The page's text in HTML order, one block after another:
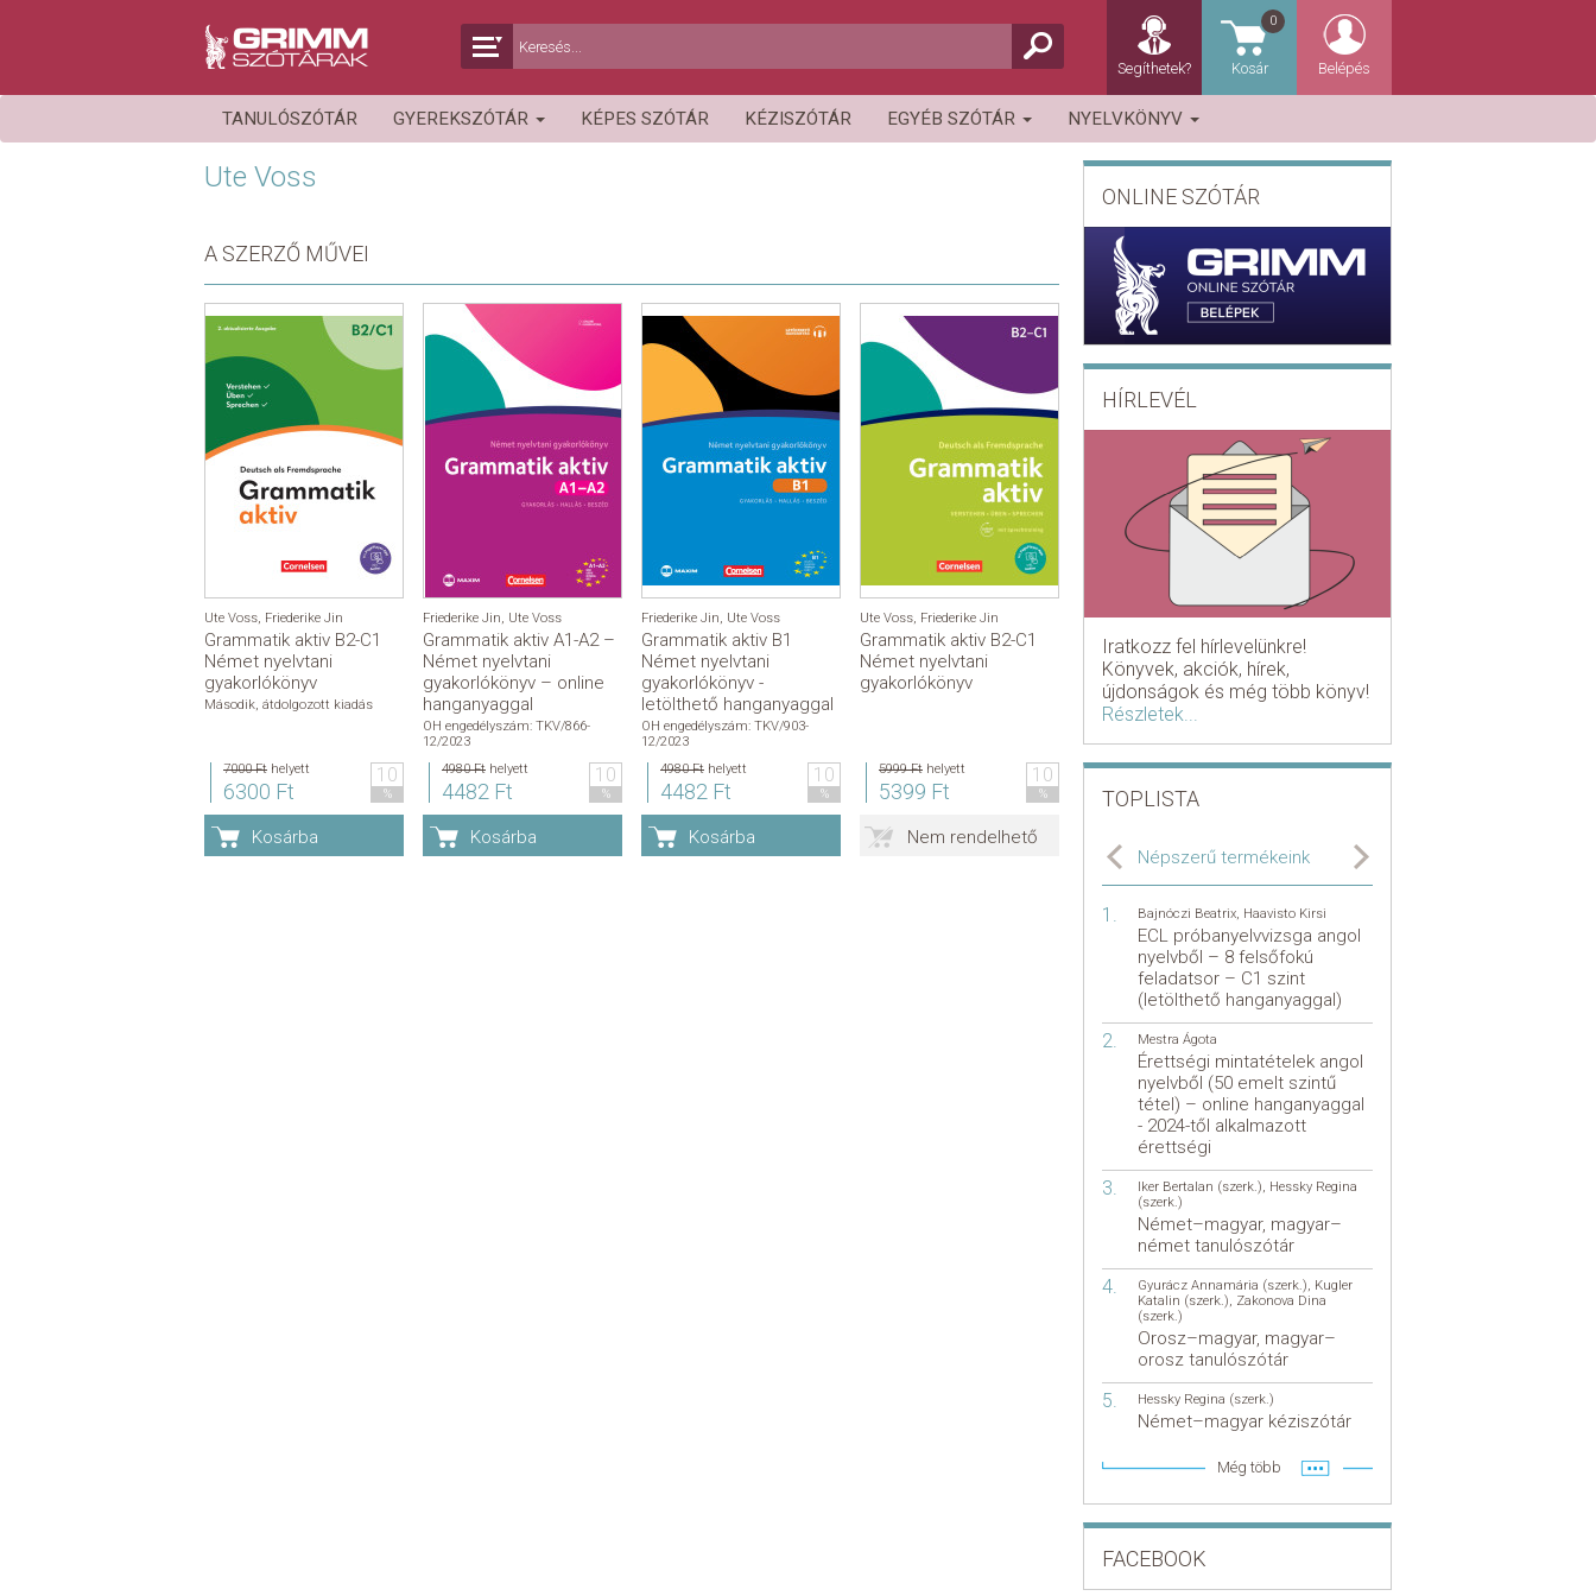
Belépés
Kosár
0
Segíthetek?
TANULÓSZÓTÁR GYEREKSZÓTÁR KÉPES SZÓTÁR KÉZISZÓTÁR EGYÉB SZÓTÁR NYELVKÖNYV
Ute Voss
A SZERZŐ MŰVEI
Ute Voss, Friederike Jin
Grammatik aktiv B2-C1
Német nyelvtani
gyakorlókönyv
Második, átdolgozott kiadás
7000 Ft helyett
6300 Ft
10
%
Kosárba
Friederike Jin, Ute Voss
Grammatik aktiv A1-A2 –
Német nyelvtani
gyakorlókönyv – online
hanganyaggal
OH engedélyszám: TKV/866-
12/2023
4980 Ft helyett
4482 Ft
10
%
Kosárba
Friederike Jin, Ute Voss
Grammatik aktiv B1
Német nyelvtani
gyakorlókönyv -
letölthető hanganyaggal
OH engedélyszám: TKV/903-
12/2023
4980 Ft helyett
4482 Ft
10
%
Kosárba
Ute Voss, Friederike Jin
Grammatik aktiv B2-C1
Német nyelvtani
gyakorlókönyv
5999 Ft helyett
5399 Ft
10
%
Nem rendelhető
ONLINE SZÓTÁR
HÍRLEVÉL
Iratkozz fel hírlevelünkre!
Könyvek, akciók, hírek,
újdonságok és még több könyv!
Részletek...
TOPLISTA
Népszerű termékeink
Bajnóczi Beatrix, Haavisto Kirsi
ECL próbanyelvvizsga angol
nyelvből – 8 felsőfokú
feladatsor – C1 szint
(letölthető hanganyaggal)
Mestra Ágota
Érettségi mintatételek angol
nyelvből (50 emelt szintű
tétel) – online hanganyaggal
- 2024-től alkalmazott
érettségi
Iker Bertalan (szerk.), Hessky Regina
(szerk.)
Német–magyar, magyar–
német tanulószótár
Gyurácz Annamária (szerk.), Kugler
Katalin (szerk.), Zakonova Dina
(szerk.)
Orosz–magyar, magyar–
orosz tanulószótár
Hessky Regina (szerk.)
Német–magyar kéziszótár
Még több
FACEBOOK